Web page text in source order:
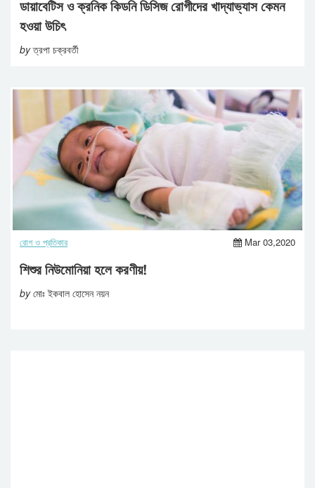
ডায়াবেটিস ও ক্রনিক কিডনি ডিসিজ রোগীদের খাদ্যাভ্যাস কেমন
হওয়া উচিৎ
byত্রপা চক্রবর্তী
রোগ ও প্রতিকার Mar 03,2020
শিশুর নিউমোনিয়া হলে করণীয়!
byমোঃ ইকবাল হোসেন নয়ন